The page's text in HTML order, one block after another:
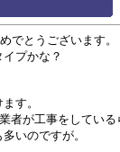
でとうございます。
プかな？
す。
者が工事をしている
いのですが。